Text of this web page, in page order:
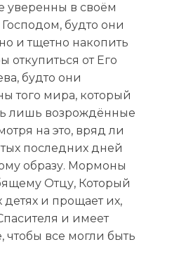
уверенны в своём
будто они
и тщетно накопить
откупиться от Его
будто они
того мира, который
лишь возрождённые
на это, вряд ли
последних дней
образу. Мормоны
Отцу, Который
детях и прощает их,
и имеет
чтобы все могли быть